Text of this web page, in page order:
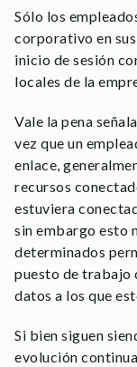
Sólo los
corporativo en
inicio de sesión
locales de la
Vale la pena
vez que un
enlace,
recursos
estuviera
sin embargo esto
determinados
puesto de trabajo
datos a los que
Si bien siguen
evolución